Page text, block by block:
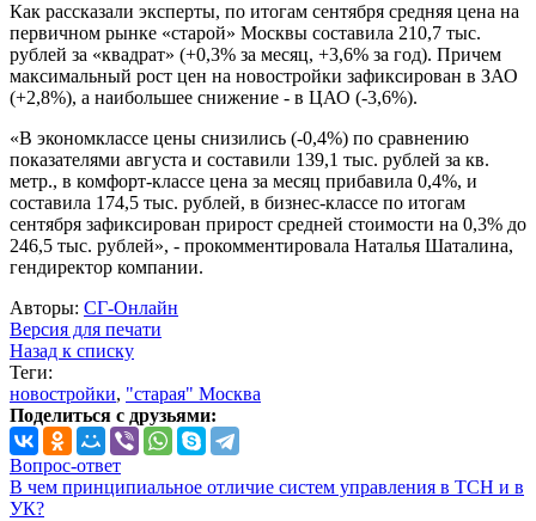
Как рассказали эксперты, по итогам сентября средняя цена на
первичном рынке «старой» Москвы составила 210,7 тыс.
рублей за «квадрат» (+0,3% за месяц, +3,6% за год). Причем
максимальный рост цен на новостройки зафиксирован в ЗАО
(+2,8%), а наибольшее снижение - в ЦАО (-3,6%).
«В экономклассе цены снизились (-0,4%) по сравнению
показателями августа и составили 139,1 тыс. рублей за кв.
метр., в комфорт-классе цена за месяц прибавила 0,4%, и
составила 174,5 тыс. рублей, в бизнес-классе по итогам
сентября зафиксирован прирост средней стоимости на 0,3% до
246,5 тыс. рублей», - прокомментировала Наталья Шаталина,
гендиректор компании.
Авторы: СГ-Онлайн
Версия для печати
Назад к списку
Теги:
новостройки, "старая" Москва
Поделиться с друзьями:
Вопрос-ответ
В чем принципиальное отличие систем управления в ТСН и в
УК?